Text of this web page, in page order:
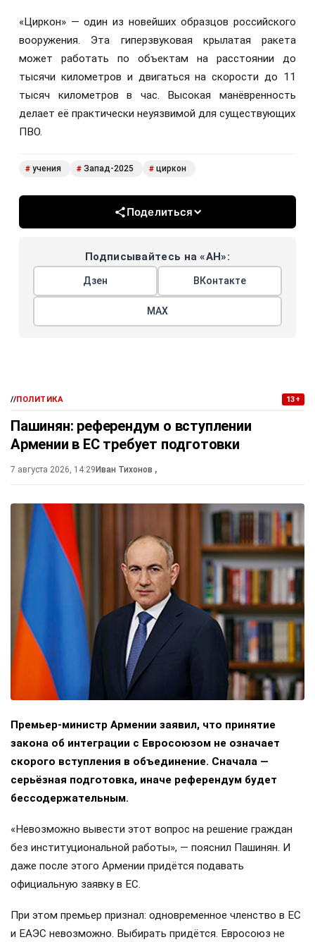
«Циркон» — один из новейших образцов российского
вооружения. Эта гиперзвуковая крылатая ракета
может работать по объектам на расстоянии до
тысячи километров и двигаться на скорости до 11
тысяч километров в час. Высокая манёвренность
делает её практически неуязвимой для существующих
ПВО.
# учения # Запад-2025 # циркон
Поделиться
Подписывайтесь на «АН»:
Дзен ВКонтакте
МАХ
//ПОЛИТИКА 13+
Пашинян: референдум о вступлении
Армении в ЕС требует подготовки
7 августа 2026, 14:29 Иван Тихонов ,
Премьер-министр Армении заявил, что принятие
закона об интеграции с Евросоюзом не означает
скорого вступления в объединение. Сначала —
серьёзная подготовка, иначе референдум будет
бессодержательным.
«Невозможно вывести этот вопрос на решение граждан
без институциональной работы», — пояснил Пашинян. И
даже после этого Армении придётся подавать
официальную заявку в ЕС.
При этом премьер признал: одновременное членство в ЕС
и ЕАЭС невозможно. Выбирать придётся. Евросоюз не